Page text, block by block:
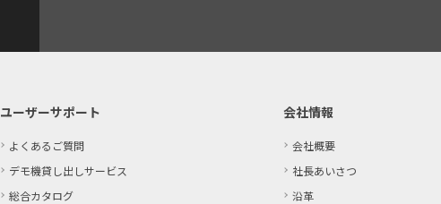
ユーザーサポート
よくあるご質問
デモ機貸し出しサービス
総合カタログ
会社情報
会社概要
社長あいさつ
沿革